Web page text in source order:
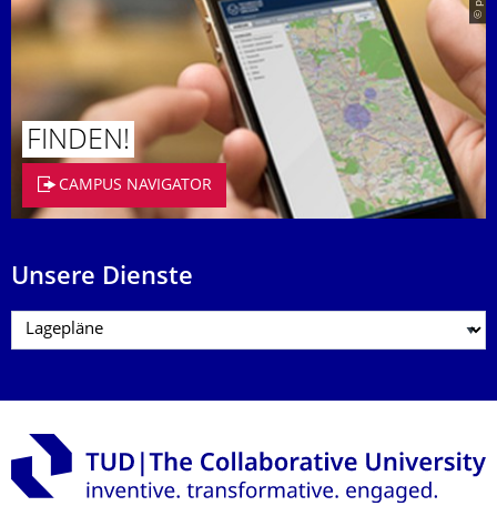
FINDEN!
CAMPUS NAVIGATOR
Unsere Dienste